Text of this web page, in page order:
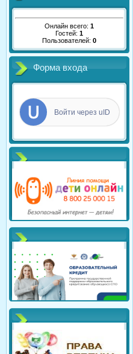
Онлайн всего: 1
Гостей: 1
Пользователей: 0
Форма входа
Войти через uID